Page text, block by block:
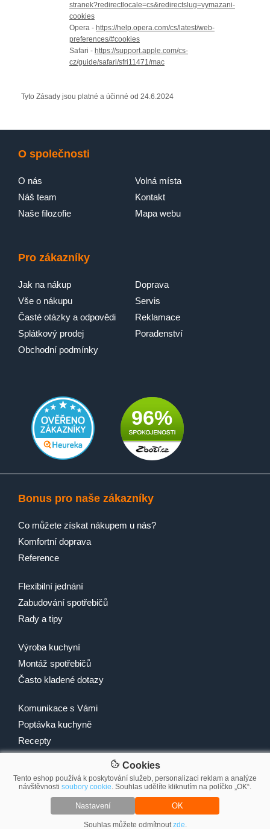
Cookies
Tento eshop používá k poskytování služeb, personalizaci reklam a analýze
návštěvnosti soubory cookie. Souhlas udělíte kliknutím na políčko „OK“.
Nastavení OK
Souhlas můžete odmítnoutzde.
stranek?redirectlocale=cs&redirectslug=vymazani-
cookies
Opera - https://help.opera.com/cs/latest/web-
preferences/#cookies
Safari - https://support.apple.com/cs-
cz/guide/safari/sfri11471/mac
Tyto Zásady jsou platné a účinné od 24.6.2024
O společnosti
O nás
Náš team
Naše filozofie
Volná místa
Kontakt
Mapa webu
Pro zákazníky
Jak na nákup
Vše o nákupu
Časté otázky a odpovědi
Splátkový prodej
Obchodní podmínky
Doprava
Servis
Reklamace
Poradenství
96%
Bonus pro naše zákazníky
Co můžete získat nákupem u nás?
Komfortní doprava
Reference
Flexibilní jednání
Zabudování spotřebičů
Rady a tipy
Výroba kuchyní
Montáž spotřebičů
Často kladené dotazy
Komunikace s Vámi
Poptávka kuchyně
Recepty
© 2007-2026 2Traders CZ s.r.o.